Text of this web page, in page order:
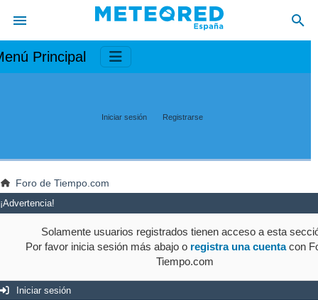
Principal
Iniciar sesión Registrarse
Foro de Tiempo.com
¡Advertencia!
Solamente usuarios registrados tienen acceso a esta
Por favor inicia sesión más abajo o registra una cuentacon
Tiempo.com
Iniciar sesión